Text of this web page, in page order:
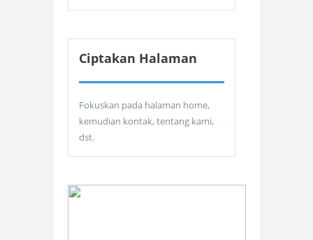
Ciptakan Halaman
Fokuskan pada halaman home,
kemudian kontak, tentang kami,
dst.